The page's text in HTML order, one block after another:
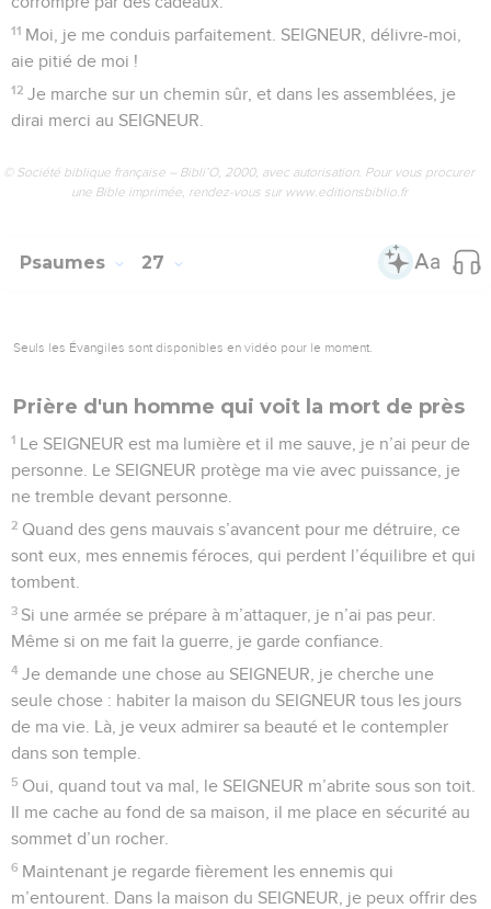
11 Moi, je me conduis parfaitement. SEIGNEUR, délivre-moi,
aie pitié de moi !
12 Je marche sur un chemin sûr, et dans les assemblées, je
dirai merci au SEIGNEUR.
© Société biblique française – Bibli’O, 2000, avec autorisation. Pour vous procurer
une Bible imprimée, rendez-vous sur www.editionsbiblio.fr
Psaumes 27
Seuls les Évangiles sont disponibles en vidéo pour le moment.
Prière d'un homme qui voit la mort de près
1 Le SEIGNEUR est ma lumière et il me sauve, je n’ai peur de
personne. Le SEIGNEUR protège ma vie avec puissance, je
ne tremble devant personne.
2 Quand des gens mauvais s’avancent pour me détruire, ce
sont eux, mes ennemis féroces, qui perdent l’équilibre et qui
tombent.
3 Si une armée se prépare à m’attaquer, je n’ai pas peur.
Même si on me fait la guerre, je garde confiance.
4 Je demande une chose au SEIGNEUR, je cherche une
seule chose : habiter la maison du SEIGNEUR tous les jours
de ma vie. Là, je veux admirer sa beauté et le contempler
dans son temple.
5 Oui, quand tout va mal, le SEIGNEUR m’abrite sous son toit.
Il me cache au fond de sa maison, il me place en sécurité au
sommet d’un rocher.
6 Maintenant je regarde fièrement les ennemis qui
m’entourent. Dans la maison du SEIGNEUR, je peux offrir des